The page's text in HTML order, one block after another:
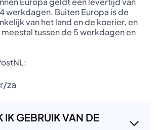
werkdagen. Buiten Europa is de
van het land en de koerier, en
tussen de 5 werkdagen en
za
IK GEBRUIK VAN DE